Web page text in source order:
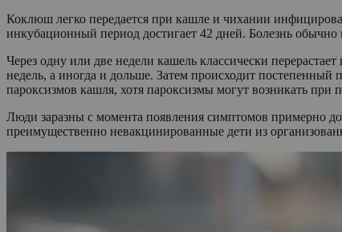
Коклюш легко передается при кашле и чихании
инкубационный период достигает 42 дней. Болезнь обычно
Через одну или две недели кашель классически
недель, а иногда и дольше. Затем происходит постепенный
пароксизмов кашля, хотя пароксизмы могут возникать
Люди заразны с момента появления симптомов примерно
преимущественно невакцинированные дети из